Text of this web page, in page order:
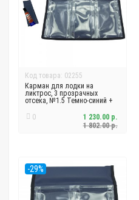
Код товара: 02255
Карман для лодки на
ликтрос, 3 прозрачных
отсека, №1.5 Темно-синий +
0
1 802.00 р.
1 230.00 р.
-29%